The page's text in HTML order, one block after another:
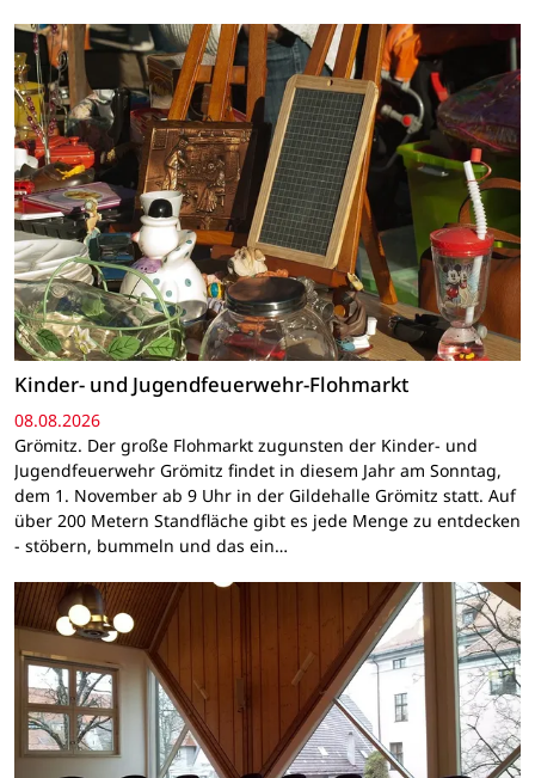
Kinder- und Jugendfeuerwehr-Flohmarkt
08.08.2026
Grömitz. Der große Flohmarkt zugunsten der Kinder- und
Jugendfeuerwehr Grömitz findet in diesem Jahr am Sonntag,
dem 1. November ab 9 Uhr in der Gildehalle Grömitz statt. Auf
über 200 Metern Standfläche gibt es jede Menge zu entdecken
- stöbern, bummeln und das ein…